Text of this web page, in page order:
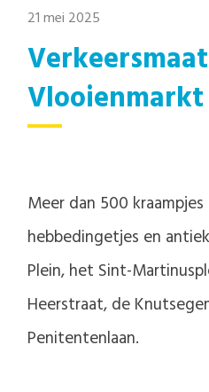
21 mei 2025
Meer dan 500
hebbedingetjes en
Plein, het Sint-
Heerstraat, de
Penitentenlaan.